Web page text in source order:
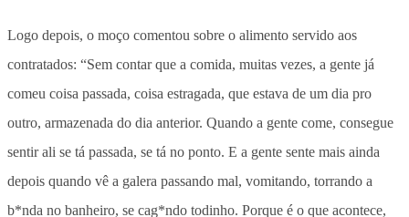
Logo depois, o moço comentou sobre o alimento servido aos
contratados: “Sem contar que a comida, muitas vezes, a gente já
comeu coisa passada, coisa estragada, que estava de um dia pro
outro, armazenada do dia anterior. Quando a gente come, consegue
sentir ali se tá passada, se tá no ponto. E a gente sente mais ainda
depois quando vê a galera passando mal, vomitando, torrando a
b*nda no banheiro, se cag*ndo todinho. Porque é o que acontece,